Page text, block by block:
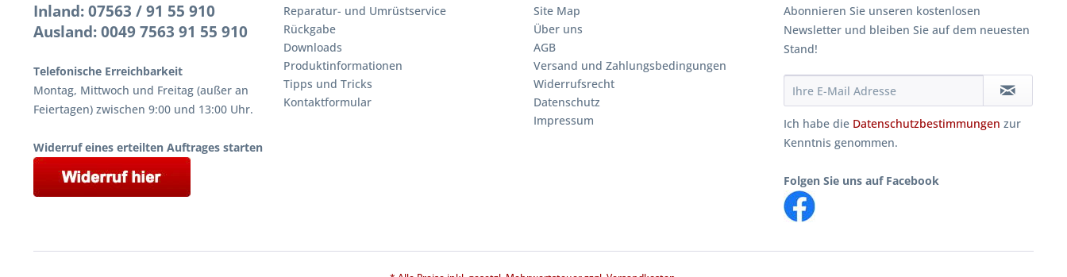
Inland: 07563 / 91 55 910
Ausland: 0049 7563 91 55 910
Telefonische Erreichbarkeit
Montag, Mittwoch und Freitag (außer an
Feiertagen) zwischen 9:00 und 13:00 Uhr.
Widerruf eines erteilten Auftrages starten
Reparatur- und Umrüstservice
Rückgabe
Downloads
Produktinformationen
Tipps und Tricks
Kontaktformular
Site Map
Über uns
AGB
Versand und Zahlungsbedingungen
Widerrufsrecht
Datenschutz
Impressum
Abonnieren Sie unseren kostenlosen
Newsletter und bleiben Sie auf dem neuesten
Stand!
Ich habe die Datenschutzbestimmungen zur
Kenntnis genommen.
Folgen Sie uns auf Facebook